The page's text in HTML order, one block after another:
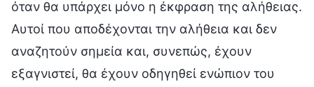
όταν θα υπάρχει μόνο η έκφραση της αλήθειας.
Αυτοί που αποδέχονται την αλήθεια και δεν
αναζητούν σημεία και, συνεπώς, έχουν
εξαγνιστεί, θα έχουν οδηγηθεί ενώπιον του